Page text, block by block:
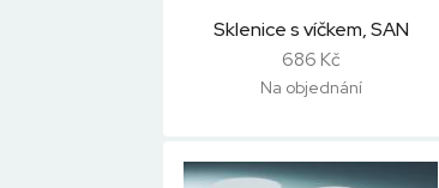
Sklenice s víčkem, SAN
686 Kč
Na objednání